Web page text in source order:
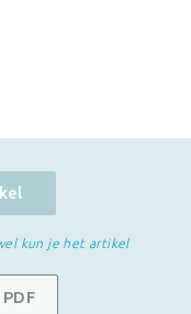
kun je het artikel